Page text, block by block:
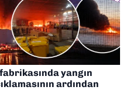
yangın
ardından